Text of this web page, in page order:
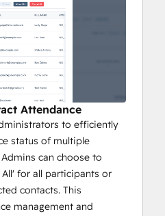
Attendance
to efficiently
status of multiple
can choose to
for all participants or
contacts. This
management and